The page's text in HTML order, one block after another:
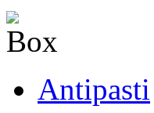
Antipasti